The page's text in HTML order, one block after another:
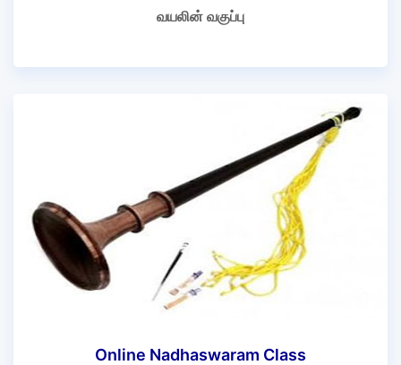
வயலின் வகுப்பு
Online Nadhaswaram Class